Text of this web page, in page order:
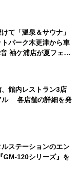
て「温泉＆サウナ」
パーク木更津から車
袖ケ浦店が夏フェア
館内レストラン3店
ル 各店舗の詳細を発
ステーションのエン
GM-120シリーズ』を